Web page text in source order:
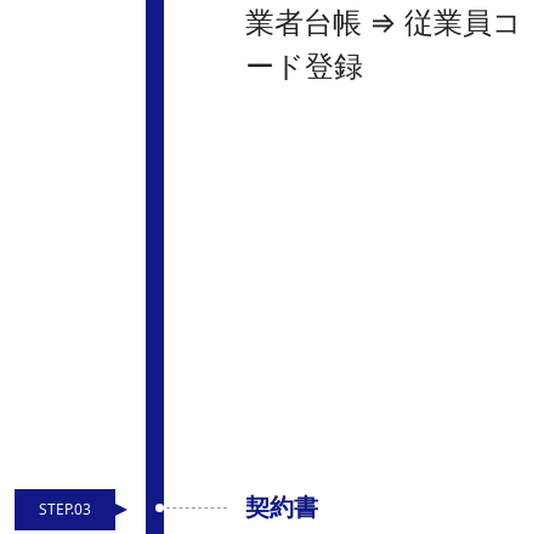
業者台帳 ⇒ 従業員コ
ード登録
STEP.03 契約書